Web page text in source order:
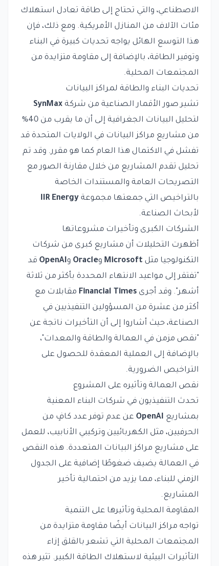
الاصطناعي، والتي تحتاج إلى طاقة تعادل استهلاك
مئات الآلاف من المنازل الأمريكية. ومع ذلك، فإن
هذا التوسع الهائل يواجه تحديات كبيرة في البناء
وتوفير الطاقة، بالإضافة إلى مقاومة متزايدة من
المجتمعات المحلية.
تحديات البناء والطاقة لمراكز البيانات
تشير صور الأقمار الصناعية من شركة SynMax
لتحليل البيانات الجغرافية إلى أن ما يقرب من 40%
من مشاريع مراكز البيانات في الولايات المتحدة قد
تفشل في الاكتمال هذا العام كما هو مقرر. وقد تم
تحليل تقدم المشاريع من خلال مقارنة الصور مع
التصريحات العامة والمستندات الخاصة
بالتراخيص التي جمعتها مجموعة IIR Energy
لأبحاث الصناعة.
الشركات الكبرى وتأخيرات مشروعاتها
أظهرت التحليلات أن مشاريع كبرى من شركات
التكنولوجيا مثل Microsoft وOracle وOpenAI قد
"تفتقر إلى مواعيد الانتهاء المحددة بأكثر من ثلاثة
أشهر". وقد أجرى Financial Times مقابلات مع
أكثر من عشرة من المسؤولين التنفيذيين في
الصناعة، حيث أشاروا إلى أن التأخيرات ناتجة عن
"نقص مزمن في العمالة والطاقة والمعدات"،
بالإضافة إلى العملية المعقدة للحصول على
التراخيص الضرورية.
نقص العمالة وتأثيره على المشروع
تحدث التنفيذيون في شركات البناء المعنية
بمشاريع OpenAI عن عدم توفر عدد كافٍ من
الحرفيين، مثل الكهربائيين وتركيبي الأنابيب، للعمل
على مشاريع مراكز البيانات المتعددة. هذه النقص
في العمالة يضيف ضغوطًا إضافية على الجدول
الزمني للبناء، مما يزيد من احتمالية تأخير
المشاريع.
المقاومة المحلية وتأثيرها على التنمية
تواجه مراكز البيانات أيضًا مقاومة متزايدة من
المجتمعات المحلية التي تشعر بالقلق إزاء
التأثيرات البيئية لاستهلاك الطاقة الكبير. تثير هذه